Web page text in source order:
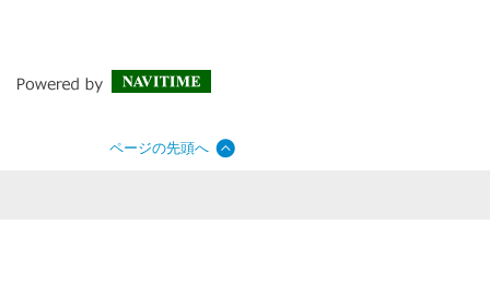
ページの先頭へ